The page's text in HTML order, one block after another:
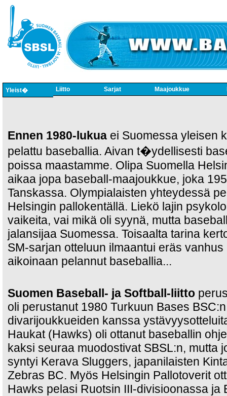
Yleist� Liitto Sarjat Maajoukkue
Ennen 1980-lukua ei Suomessa yleisen
pelattu baseballia. Aivan t�ydellisesti
poissa maastamme. Olipa Suomella
aikaa jopa baseball-maajoukkue, joka
Tanskassa. Olympialaisten yhteydessä
Helsingin pallokentällä. Liekö lajin
vaikeita, vai mikä oli syynä, mutta
jalansijaa Suomessa. Toisaalta tarina
SM-sarjan otteluun ilmaantui eräs
aikoinaan pelannut baseballia...
Suomen Baseball- ja Softball-liitto
oli perustanut 1980 Turkuun Bases
divarijoukkueiden kanssa
Haukat (Hawks) oli ottanut baseballin
kaksi seuraa muodostivat SBSL:n, mutta
syntyi Kerava Sluggers, japanilaisten
Zebras BC. Myös Helsingin Pallotoverit
Hawks pelasi Ruotsin III-divisioonassa ja